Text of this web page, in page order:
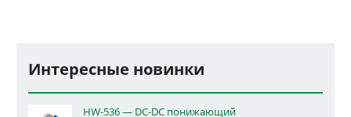
Интересные новинки
HW-536 — DC-DC понижающий